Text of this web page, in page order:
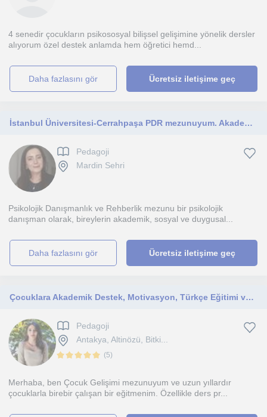
4 senedir çocukların psikososyal bilişsel gelişimine yönelik dersler
alıyorum özel destek anlamda hem öğretici hemd...
daha fazlasını gör Ücretsiz iletişime geç
İstanbul Üniversitesi-Cerrahpaşa PDR mezunuyum. Akademik ve psikolojik destek sunuyorum.
Pedagoji
Mardin Sehri
Psikolojik Danışmanlık ve Rehberlik mezunu bir psikolojik
danışman olarak, bireylerin akademik, sosyal ve duygusal...
daha fazlasını gör Ücretsiz iletişime geç
Çocuklara Akademik Destek, Motivasyon, Türkçe Eğitimi ve Ebeveyn Danışmanlığı
Pedagoji
Antakya, Altinözü, Bitki...
(5)
Merhaba, ben Çocuk Gelişimi mezunuyum ve uzun yıllardır
çocuklarla birebir çalışan bir eğitmenim. Özellikle ders pr...